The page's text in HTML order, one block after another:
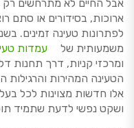
אבל החיים לא מתרחשים רק
ארוכות, בסידורים או סתם
לפתרונות טעינה זמינים.
משמעותית של
עמדות
ומרכזי קניות, דרך תחנות
הטעינה המהירות והרגילות
אלו חדשות מצוינות לכל
ושקט נפשי לדעת שתמיד